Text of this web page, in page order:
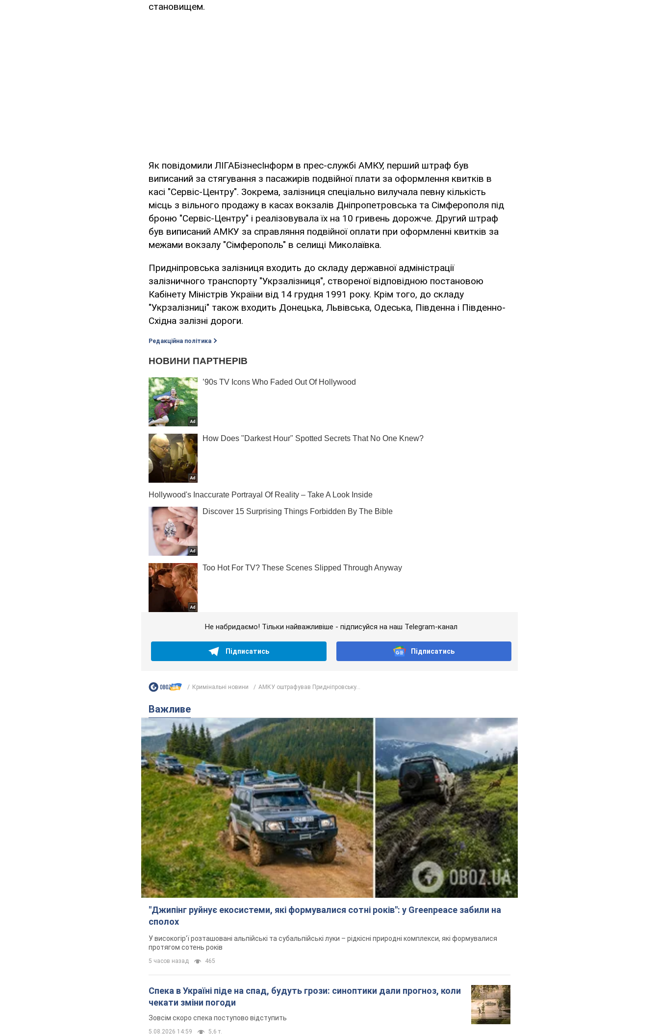
становищем.
Як повідомили ЛІГАБізнесІнформ в прес-службі АМКУ, перший штраф був
виписаний за стягування з пасажирів подвійної плати за оформлення квитків в
касі "Сервіс-Центру". Зокрема, залізниця спеціально вилучала певну кількість
місць з вільного продажу в касах вокзалів Дніпропетровська та Сімферополя під
броню "Сервіс-Центру" і реалізовувала їх на 10 гривень дорожче. Другий штраф
був виписаний АМКУ за справляння подвійної оплати при оформленні квитків за
межами вокзалу "Сімферополь" в селищі Миколаївка.
Придніпровська залізниця входить до складу державної адміністрації
залізничного транспорту "Укрзалізниця", створеної відповідною постановою
Кабінету Міністрів України від 14 грудня 1991 року. Крім того, до складу
"Укрзалізниці" також входить Донецька, Львівська, Одеська, Південна і Південно-
Східна залізні дороги.
Редакційна політика
Не набридаємо! Тільки найважливіше - підписуйся на наш Telegram-канал
Підписатись Підписатись
Кримінальні новини АМКУ оштрафував Придніпровську...
Важливе
"Джипінг руйнує екосистеми, які формувалися сотні років": у Greenpeace забили на
сполох
У високогір'ї розташовані альпійські та субальпійські луки – рідкісні природні комплекси, які формувалися
протягом сотень років
5 часов назад 465
Спека в Україні піде на спад, будуть грози: синоптики дали прогноз, коли
чекати зміни погоди
Зовсім скоро спека поступово відступить
5.08.2026 14:59 5,6 т.